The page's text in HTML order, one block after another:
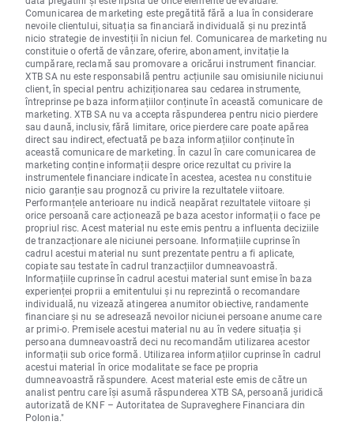
Comunicarea de marketing este pregătită fără a lua în considerare
nevoile clientului, situația sa financiară individuală și nu prezintă
nicio strategie de investiții în niciun fel. Comunicarea de marketing nu
constituie o ofertă de vânzare, oferire, abonament, invitație la
cumpărare, reclamă sau promovare a oricărui instrument financiar.
XTB SA nu este responsabilă pentru acțiunile sau omisiunile niciunui
client, în special pentru achiziționarea sau cedarea instrumente,
întreprinse pe baza informațiilor conținute în această comunicare de
marketing. XTB SA nu va accepta răspunderea pentru nicio pierdere
sau daună, inclusiv, fără limitare, orice pierdere care poate apărea
direct sau indirect, efectuată pe baza informațiilor conținute în
această comunicare de marketing. În cazul în care comunicarea de
marketing conține informații despre orice rezultat cu privire la
instrumentele financiare indicate în acestea, acestea nu constituie
nicio garanție sau prognoză cu privire la rezultatele viitoare.
Performanțele anterioare nu indică neapărat rezultatele viitoare și
orice persoană care acționează pe baza acestor informații o face pe
propriul risc. Acest material nu este emis pentru a influenta deciziile
de tranzacționare ale niciunei persoane. Informațiile cuprinse în
cadrul acestui material nu sunt prezentate pentru a fi aplicate,
copiate sau testate în cadrul tranzacțiilor dumneavoastră.
Informațiile cuprinse în cadrul acestui material sunt emise în baza
experienței proprii a emitentului și nu reprezintă o recomandare
individuală, nu vizează atingerea anumitor obiective, randamente
financiare și nu se adresează nevoilor niciunei persoane anume care
ar primi-o. Premisele acestui material nu au în vedere situația și
persoana dumneavoastră deci nu recomandăm utilizarea acestor
informații sub orice formă. Utilizarea informațiilor cuprinse în cadrul
acestui material în orice modalitate se face pe propria
dumneavoastră răspundere. Acest material este emis de către un
analist pentru care își asumă răspunderea XTB SA, persoană juridică
autorizată de KNF – Autoritatea de Supraveghere Financiara din
Polonia."